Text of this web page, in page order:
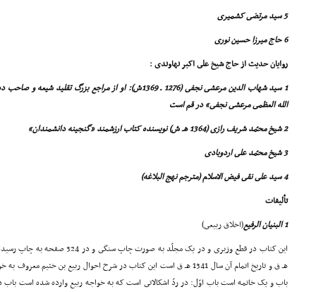
5 سید مرتضى کشمیرى
6 حاج میرزا حسین نورى
روایان حدیث از حاج شیخ على اکبر نهاوندى :
1 سید شهاب الدین مرعشى نجفى (1276 ـ 1369ش): او از مراجع
الله العظمى مرعشى نجفى» در قم است
2 شیخ محمّد شریف رازى (1364 هـ ش) نویسنده کتاب ارزشمند «گنجینه دانشمندان»
3 شیخ محمّد على اردوبادى
4 سید على نقى فیض الاسلام (مترجم نهج البلاغه)
تألیفات
1 البنیان الرفیع
(اخلاق ربیعى)
هـ ق و تاریخ اتمام آن سال 1341 هـ ق است این کتاب در شرح احوال ربیع بن
باب و یک خاتمه است باب اوّل: در ردّ اشکالاتى است که به خواجه ربیع وارده شده است باب